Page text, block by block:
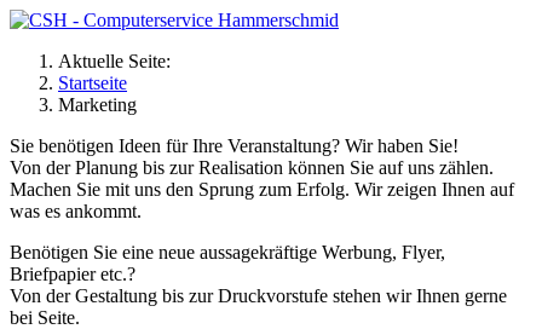
Aktuelle Seite:
Startseite
Marketing
Sie benötigen Ideen für Ihre Veranstaltung? Wir haben Sie!
Von der Planung bis zur Realisation können Sie auf uns zählen.
Machen Sie mit uns den Sprung zum Erfolg. Wir zeigen Ihnen auf
was es ankommt.
Benötigen Sie eine neue aussagekräftige Werbung, Flyer,
Briefpapier etc.?
Von der Gestaltung bis zur Druckvorstufe stehen wir Ihnen gerne
bei Seite.